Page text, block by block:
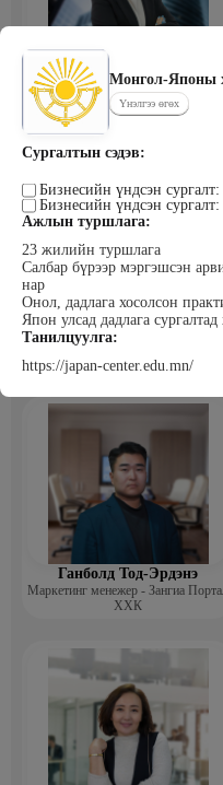
Монгол-Японы
Үнэлгээ өгөх
Сургалтын сэдэв:
Бизнесийн үндсэн
Бизнесийн үндсэн
Ажлын туршлага:
23 жилийн туршлага
Салбар бүрээр мэргэшсэн
нар
Онол, дадлага хосолсон
Япон улсад дадлага
Танилцуулга:
https://japan-center.edu.mn/
Цэдэндамба Нарантуяа
Наран анд консалтинг” ХХК-ийн
Захирал
Уранбор Сэмбэрүү
Прус Центр ХХК-ийн Хяналт
шинжилгээ үнэлгээний дарга
ISO4500; ISO9001 нэгдсэн
Ганболд Тод-Эрдэнэ
Маркетинг менежер - Зангиа
ХХК